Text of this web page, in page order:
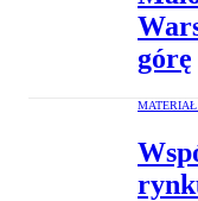
górę
MATERIAŁ